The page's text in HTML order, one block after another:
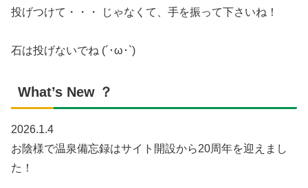
投げつけて・・・ じゃなくて、手を振って下さいね！
石は投げないでね (´･ω･`)
What’s New ？
2026.1.4
お陰様で温泉備忘録はサイト開設から20周年を迎えまし
た！